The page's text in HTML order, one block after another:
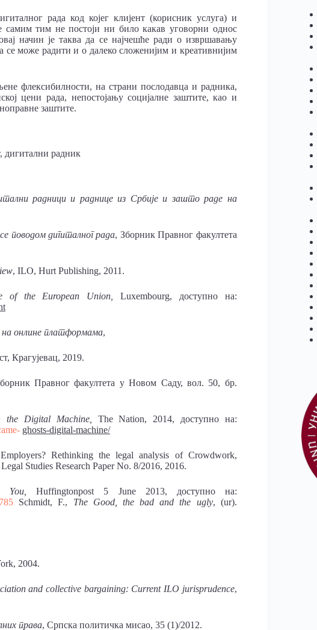
рада код којег клијент (корисник услуга) и
самим тим не постоји ни било какав уговорни однос
начин је таква да се најчешће ради о извршавању
се може радити и о далеко сложенијим и креативнијим
флексибилности, на страни послодавца и радника,
цени рада, непостојању социјалне заштите, као и
заштите.
дигитални радник
радници и раднице из Србије и зашто раде на
поводом дигиталног рада, Зборник Правног факултета
, ILO, Hurt Publishing, 2011.
of the European Union,Luxembourg, доступно на:
на онлине платформама,
Крагујевац, 2019.
Правног факултета у Новом Саду, вол. 50, бр.
the Digital Machine, The Nation, 2014, доступно на:
ghosts-digital-machine/
Rethinking the legal analysis of Crowdwork,
Studies Research Paper No. 8/2016, 2016.
You,Huffingtonpost 5 June 2013, доступно на:
Schmidt, F., The Good, the bad andthe ugly, (ur).
2004.
and collective bargaining: Current ILO jurisprudence,
права, Српска политичка мисао, 35 (1)/2012.